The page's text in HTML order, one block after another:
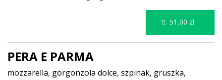
PERA E PARMA
mozzarella, gorgonzola dolce, szpinak, gruszka,